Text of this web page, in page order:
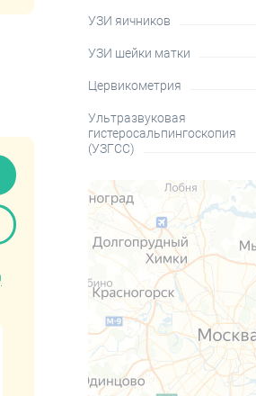
УЗИ яичников
УЗИ шейки матки
Цервикометрия
Ультразвуковая
гистеросальпингоскопия
(УЗГСС)